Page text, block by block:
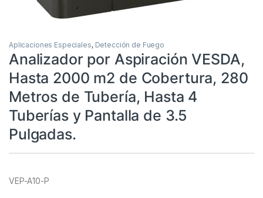
Aplicaciones Especiales, Detección de Fuego
Analizador por Aspiración VESDA,
Hasta 2000 m2 de Cobertura, 280
Metros de Tubería, Hasta 4
Tuberías y Pantalla de 3.5
Pulgadas.
VEP-A10-P